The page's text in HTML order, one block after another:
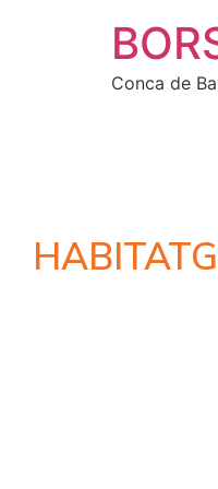
Conca de